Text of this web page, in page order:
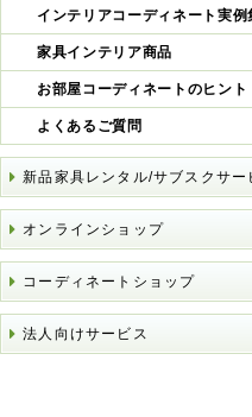
インテリアコーディネート実例
家具インテリア商品
お部屋コーディネートのヒント
よくあるご質問
新品家具レンタル/サブスクサー
オンラインショップ
コーディネートショップ
法人向けサービス